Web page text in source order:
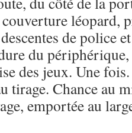
léopard,
de police
du
des jeux. Une
tirage. Chance au
emportée au